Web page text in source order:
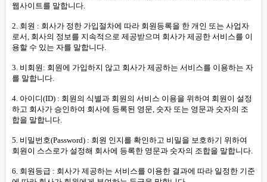
웹사이트를 말합니다.
2. 회원 : 회사가 정한 가입절차에 따라 회원등록을 한 개인 또는 사업자
로서, 회사의 정보를 지속적으로 제공받으며 회사가 제공한 서비스를 이
용할 수 있는 자를 말합니다.
3. 비회원: 회원에 가입하지 않고 회사가 제공하는 서비스를 이용하는 자
를 말합니다.
4. 아이디(ID) : 회원의 식별과 회원의 서비스 이용을 위하여 회원이 설정
하고 회사가 승인하여 회사에 등록된 영문, 숫자 또는 영문과 숫자의 조
합을 말합니다.
5. 비밀번호(Password) : 회원 인지를 확인하고 비밀을 보호하기 위하여
회원이 스스로가 설정해 회사에 등록한 영문과 숫자의 조합을 말합니다.
6. 회원등급 : 회사가 제공하는 서비스를 이용한 결과에 따라 일정한 기준